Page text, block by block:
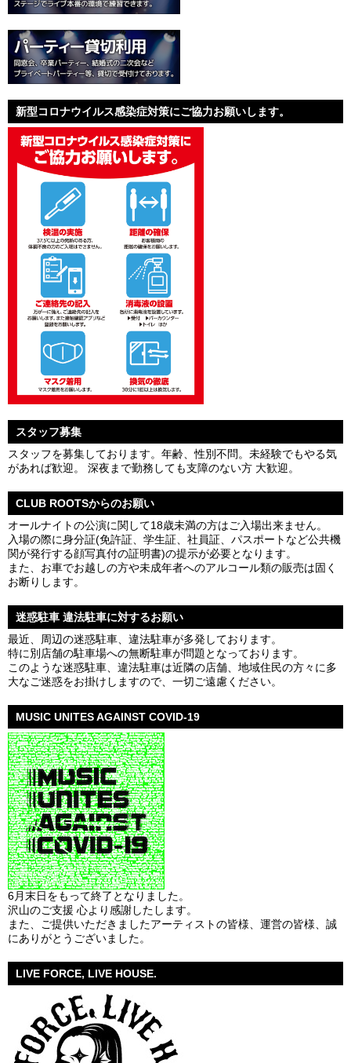
新型コロナウイルス感染症対策にご協力お願いします。
スタッフ募集
スタッフを募集しております。年齢、性別不問。未経験でもやる気
があれば歓迎。 深夜まで勤務しても支障のない方 大歓迎。
CLUB ROOTSからのお願い
オールナイトの公演に関して18歳未満の方はご入場出来ません。
入場の際に身分証(免許証、学生証、社員証、パスポートなど公共機
関が発行する顔写真付の証明書)の提示が必要となります。
また、お車でお越しの方や未成年者へのアルコール類の販売は固く
お断りします。
迷惑駐車 違法駐車に対するお願い
最近、周辺の迷惑駐車、違法駐車が多発しております。
特に別店舗の駐車場への無断駐車が問題となっております。
このような迷惑駐車、違法駐車は近隣の店舗、地域住民の方々に多
大なご迷惑をお掛けしますので、一切ご遠慮ください。
MUSIC UNITES AGAINST COVID-19
6月末日をもって終了となりました。
沢山のご支援 心より感謝したします。
また、ご提供いただきましたアーティストの皆様、運営の皆様、誠
にありがとうございました。
LIVE FORCE, LIVE HOUSE.